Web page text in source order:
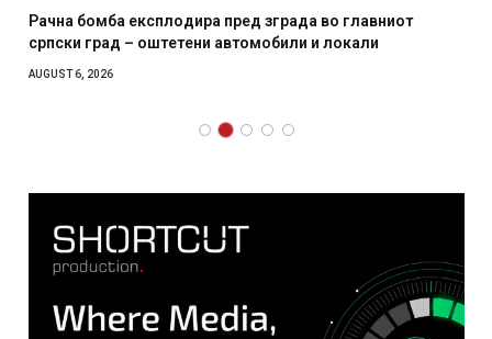
Рачна бомба експлодира пред зграда во главниот
српски град – оштетени автомобили и локали
AUGUST 6, 2026